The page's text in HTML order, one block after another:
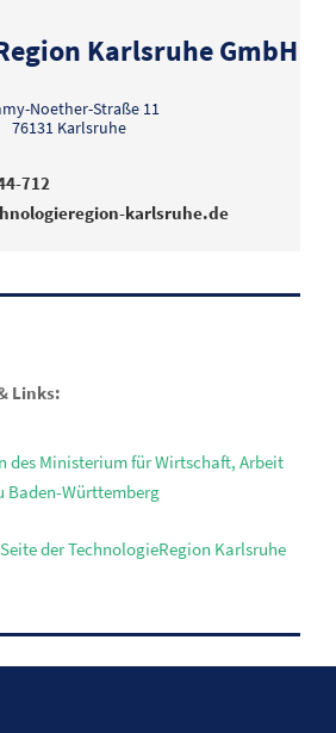
Karlsruhe GmbH
Noether-Straße 11
76131 Karlsruhe
712
karlsruhe.de
Links:
des Ministerium für Wirtschaft, Arbeit
Baden-Württemberg
der TechnologieRegion Karlsruhe